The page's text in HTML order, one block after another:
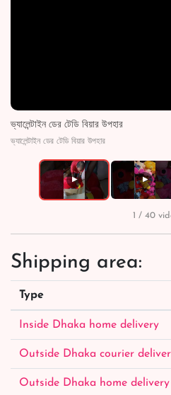
ভ্যালেন্টাইন ডের টেডি বিয়ার উপহার
ভ্যালেন্টাইন ডের টেডি বিয়ার উপহার
▶ ▶
1 / 40
Shipping area:
Type
Inside Dhaka home delivery
Outside Dhaka courier
Outside Dhaka home delivery